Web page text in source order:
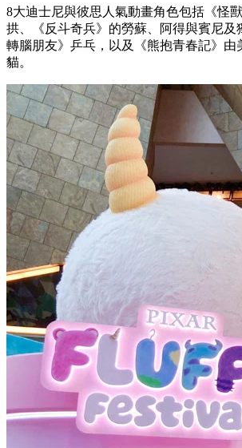
8大迪士尼與彼思人氣動畫角色包括《怪
拱、《反斗奇兵》的勞蘇、阿得與賓尼及
轉腦朋友》乒乓，以及《熊抱青春記》由
貓。